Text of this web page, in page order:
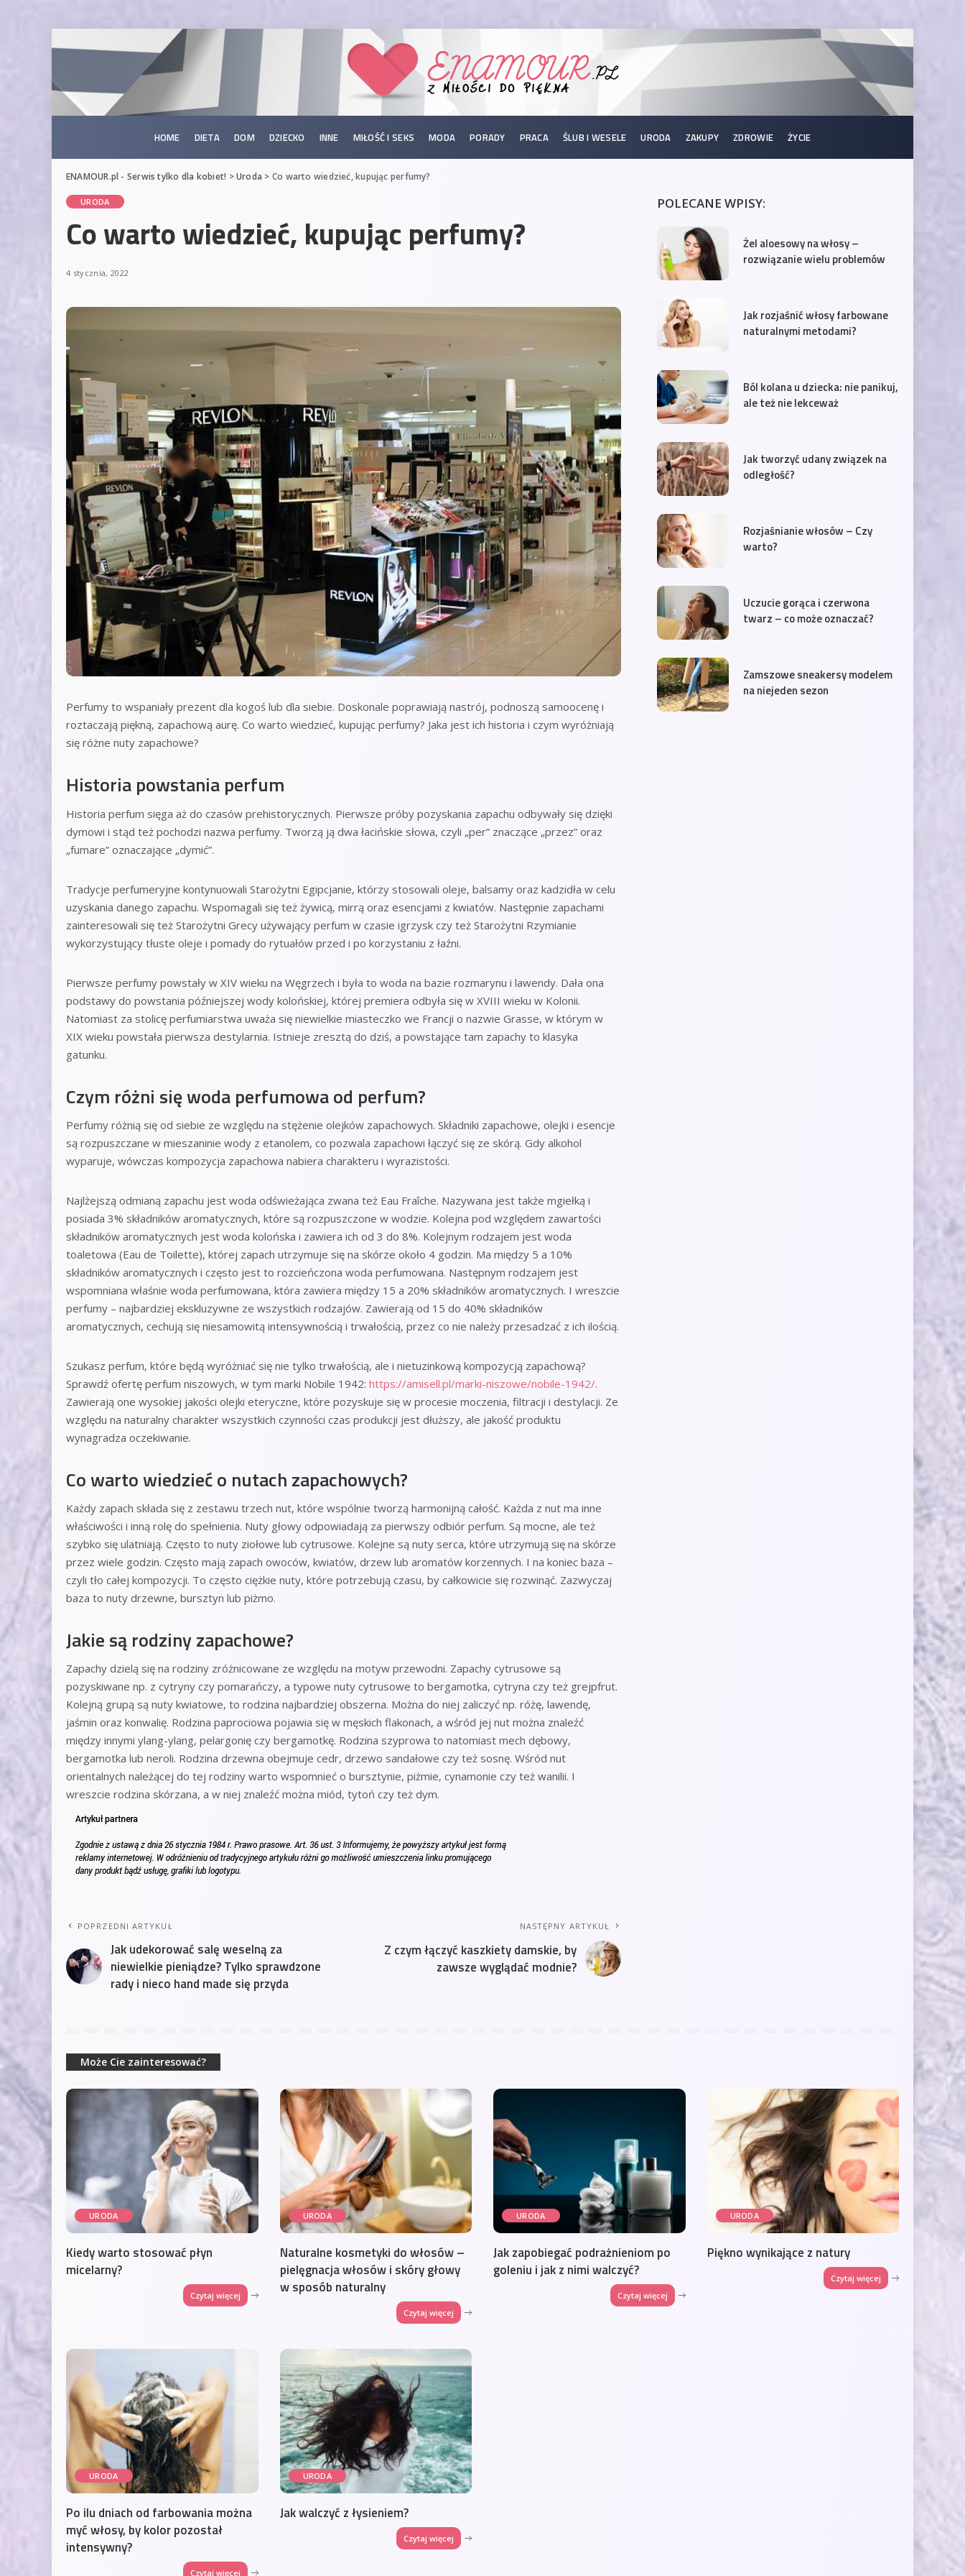
HOME DIETA DOM DZIECKO INNE MIŁOŚĆ I SEKS MODA PORADY PRACA ŚLUB I WESELE URODA ZAKUPY ZDROWIE ŻYCIE
ENAMOUR.pl - Serwis tylko dla kobiet! >Uroda > Co warto wiedzieć, kupując perfumy?
URODA
Co warto wiedzieć, kupując perfumy?
4 stycznia, 2022
Perfumy to wspaniały prezent dla kogoś lub dla siebie. Doskonale poprawiają nastrój, podnoszą samoocenę i
roztaczają piękną, zapachową aurę. Co warto wiedzieć, kupując perfumy? Jaka jest ich historia i czym wyróżniają
się różne nuty zapachowe?
Historia powstania perfum
Historia perfum sięga aż do czasów prehistorycznych. Pierwsze próby pozyskania zapachu odbywały się dzięki
dymowi i stąd też pochodzi nazwa perfumy. Tworzą ją dwa łacińskie słowa, czyli „per” znaczące „przez” oraz
„fumare” oznaczające „dymić”.
Tradycje perfumeryjne kontynuowali Starożytni Egipcjanie, którzy stosowali oleje, balsamy oraz kadzidła w celu
uzyskania danego zapachu. Wspomagali się też żywicą, mirrą oraz esencjami z kwiatów. Następnie zapachami
zainteresowali się też Starożytni Grecy używający perfum w czasie igrzysk czy też Starożytni Rzymianie
wykorzystujący tłuste oleje i pomady do rytuałów przed i po korzystaniu z łaźni.
Pierwsze perfumy powstały w XIV wieku na Węgrzech i była to woda na bazie rozmarynu i lawendy. Dała ona
podstawy do powstania późniejszej wody kolońskiej, której premiera odbyła się w XVIII wieku w Kolonii.
Natomiast za stolicę perfumiarstwa uważa się niewielkie miasteczko we Francji o nazwie Grasse, w którym w
XIX wieku powstała pierwsza destylarnia. Istnieje zresztą do dziś, a powstające tam zapachy to klasyka
gatunku.
Czym różni się woda perfumowa od perfum?
Perfumy różnią się od siebie ze względu na stężenie olejków zapachowych. Składniki zapachowe, olejki i esencje
są rozpuszczane w mieszaninie wody z etanolem, co pozwala zapachowi łączyć się ze skórą. Gdy alkohol
wyparuje, wówczas kompozycja zapachowa nabiera charakteru i wyrazistości.
Najlżejszą odmianą zapachu jest woda odświeżająca zwana też Eau Fraîche. Nazywana jest także mgiełką i
posiada 3% składników aromatycznych, które są rozpuszczone w wodzie. Kolejna pod względem zawartości
składników aromatycznych jest woda kolońska i zawiera ich od 3 do 8%. Kolejnym rodzajem jest woda
toaletowa (Eau de Toilette), której zapach utrzymuje się na skórze około 4 godzin. Ma między 5 a 10%
składników aromatycznych i często jest to rozcieńczona woda perfumowana. Następnym rodzajem jest
wspomniana właśnie woda perfumowana, która zawiera między 15 a 20% składników aromatycznych. I wreszcie
perfumy – najbardziej ekskluzywne ze wszystkich rodzajów. Zawierają od 15 do 40% składników
aromatycznych, cechują się niesamowitą intensywnością i trwałością, przez co nie należy przesadzać z ich ilością.
Szukasz perfum, które będą wyróżniać się nie tylko trwałością, ale i nietuzinkową kompozycją zapachową?
Sprawdź ofertę perfum niszowych, w tym marki Nobile 1942: https://amisell.pl/marki-niszowe/nobile-1942/.
Zawierają one wysokiej jakości olejki eteryczne, które pozyskuje się w procesie moczenia, filtracji i destylacji. Ze
względu na naturalny charakter wszystkich czynności czas produkcji jest dłuższy, ale jakość produktu
wynagradza oczekiwanie.
Co warto wiedzieć o nutach zapachowych?
Każdy zapach składa się z zestawu trzech nut, które wspólnie tworzą harmonijną całość. Każda z nut ma inne
właściwości i inną rolę do spełnienia. Nuty głowy odpowiadają za pierwszy odbiór perfum. Są mocne, ale też
szybko się ulatniają. Często to nuty ziołowe lub cytrusowe. Kolejne są nuty serca, które utrzymują się na skórze
przez wiele godzin. Często mają zapach owoców, kwiatów, drzew lub aromatów korzennych. I na koniec baza –
czyli tło całej kompozycji. To często ciężkie nuty, które potrzebują czasu, by całkowicie się rozwinąć. Zazwyczaj
baza to nuty drzewne, bursztyn lub piżmo.
Jakie są rodziny zapachowe?
Zapachy dzielą się na rodziny zróżnicowane ze względu na motyw przewodni. Zapachy cytrusowe są
pozyskiwane np. z cytryny czy pomarańczy, a typowe nuty cytrusowe to bergamotka, cytryna czy też grejpfrut.
Kolejną grupą są nuty kwiatowe, to rodzina najbardziej obszerna. Można do niej zaliczyć np. różę, lawendę,
jaśmin oraz konwalię. Rodzina paprociowa pojawia się w męskich flakonach, a wśród jej nut można znaleźć
między innymi ylang-ylang, pelargonię czy bergamotkę. Rodzina szyprowa to natomiast mech dębowy,
bergamotka lub neroli. Rodzina drzewna obejmuje cedr, drzewo sandałowe czy też sosnę. Wśród nut
orientalnych należącej do tej rodziny warto wspomnieć o bursztynie, piżmie, cynamonie czy też wanilii. I
wreszcie rodzina skórzana, a w niej znaleźć można miód, tytoń czy też dym.
POPRZEDNI ARTYKUŁ
Jak udekorować salę weselną za
niewielkie pieniądze? Tylko sprawdzone
rady i nieco hand made się przyda
NASTĘPNY ARTYKUŁ
Z czym łączyć kaszkiety damskie, by
zawsze wyglądać modnie?
POLECANE WPISY:
Żel aloesowy na włosy –
rozwiązanie wielu problemów
Jak rozjaśnić włosy farbowane
naturalnymi metodami?
Ból kolana u dziecka: nie panikuj,
ale też nie lekceważ
Jak tworzyć udany związek na
odległość?
Rozjaśnianie włosów – Czy
warto?
Uczucie gorąca i czerwona
twarz – co może oznaczać?
Zamszowe sneakersy modelem
na niejeden sezon
Może Cie zainteresować?
URODA
Kiedy warto stosować płyn
micelarny?
Czytaj więcej
URODA
Naturalne kosmetyki do włosów –
pielęgnacja włosów i skóry głowy
w sposób naturalny
Czytaj więcej
URODA
Jak zapobiegać podrażnieniom po
goleniu i jak z nimi walczyć?
Czytaj więcej
URODA
Piękno wynikające z natury
Czytaj więcej
URODA
Po ilu dniach od farbowania można
myć włosy, by kolor pozostał
intensywny?
Czytaj więcej
URODA
Jak walczyć z łysieniem?
Czytaj więcej